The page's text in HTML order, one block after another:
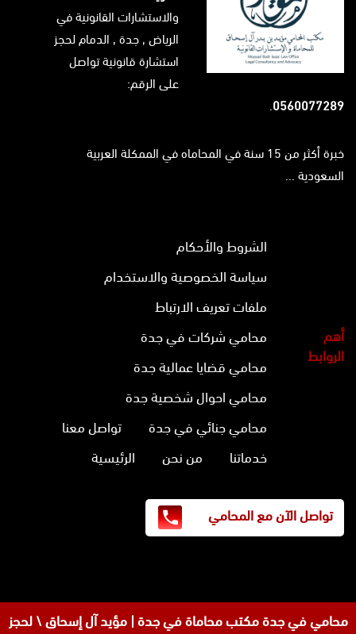
والاستشارات القانونية في
الرياض , جدة , الدماملحجز
استشارة قانونية تواصل
على الرقم:
0560077289
.
خبرة أكثر من 15 سنة في المحاماه في الممكلة العربية
السعودية ...
أهم
الروابط
الشروط والأحكام
سياسة الخصوصية والاستخدام
ملفات تعريف الارتباط
محامي شركات في جدة
محامي قضايا عمالية جدة
محامي احوال شخصية جدة
محامي جنائي في جدة
تواصل معنا
خدماتنا
من نحن الرئيسية
تواصل الآن مع المحامي
محامي في جدةمكتب محاماة في جدة | مؤيد آل إسحاق \ لحجز